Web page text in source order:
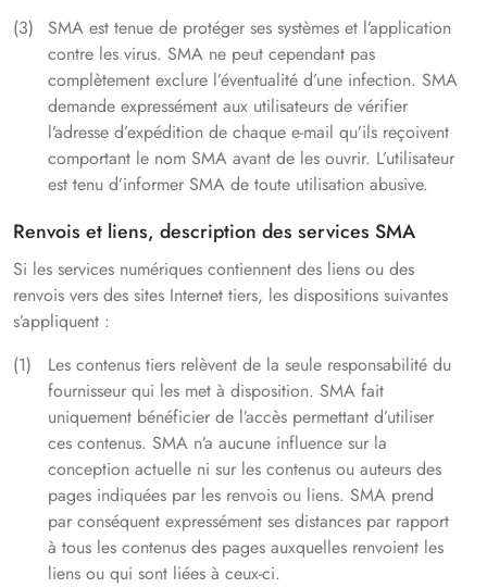
SMA est tenue de protéger ses systèmes et l’application
contre les virus. SMA ne peut cependant pas
complètement exclure l’éventualité d’une infection. SMA
demande expressément aux utilisateurs de vérifier
l’adresse d’expédition de chaque e-mail qu’ils reçoivent
comportant le nom SMA avant de les ouvrir. L’utilisateur
est tenu d’informer SMA de toute utilisation abusive.
Renvois et liens, description des services SMA
Si les services numériques contiennent des liens ou des
renvois vers des sites Internet tiers, les dispositions suivantes
s’appliquent :
Les contenus tiers relèvent de la seule responsabilité du
fournisseur qui les met à disposition. SMA fait
uniquement bénéficier de l’accès permettant d’utiliser
ces contenus. SMA n’a aucune influence sur la
conception actuelle ni sur les contenus ou auteurs des
pages indiquées par les renvois ou liens. SMA prend
par conséquent expressément ses distances par rapport
à tous les contenus des pages auxquelles renvoient les
liens ou qui sont liées à ceux-ci.